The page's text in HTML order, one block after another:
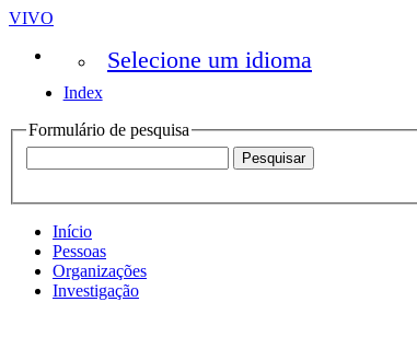
VIVO
Selecione um idioma
Index
Formulário de pesquisa
Início
Pessoas
Organizações
Investigação